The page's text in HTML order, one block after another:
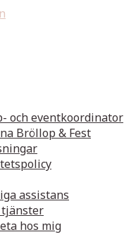
och eventkoordinator
Bröllop & Fest
assistans
tjänster
hos mig